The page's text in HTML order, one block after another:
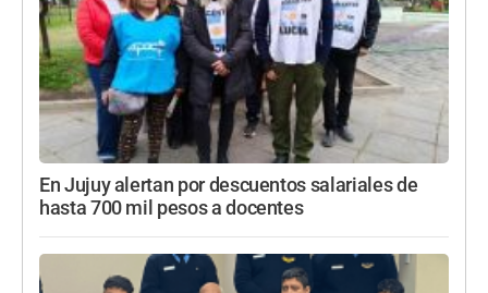
En Jujuy alertan por descuentos salariales de
hasta 700 mil pesos a docentes